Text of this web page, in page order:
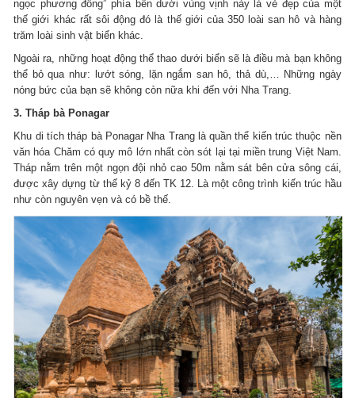
ngọc phương đông” phía bên dưới vùng vịnh này là vẻ đẹp của một
thế giới khác rất sôi động đó là thế giới của 350 loài san hô và hàng
trăm loài sinh vật biển khác.
Ngoài ra, những hoạt động thể thao dưới biển sẽ là điều mà bạn không
thể bỏ qua như: lướt sóng, lặn ngắm san hô, thả dù,… Những ngày
nóng bức của bạn sẽ không còn nữa khi đến với Nha Trang.
3. Tháp bà Ponagar
Khu di tích tháp bà Ponagar Nha Trang là quần thể kiến trúc thuộc nền
văn hóa Chăm có quy mô lớn nhất còn sót lại tại miền trung Việt Nam.
Tháp nằm trên một ngọn đội nhỏ cao 50m nằm sát bên cửa sông cái,
được xây dựng từ thế kỷ 8 đến TK 12. Là một công trình kiến trúc hầu
như còn nguyên vẹn và có bề thế.